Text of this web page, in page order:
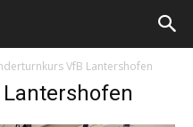
VfB Lantershofen